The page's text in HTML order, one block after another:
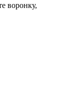
воронку,